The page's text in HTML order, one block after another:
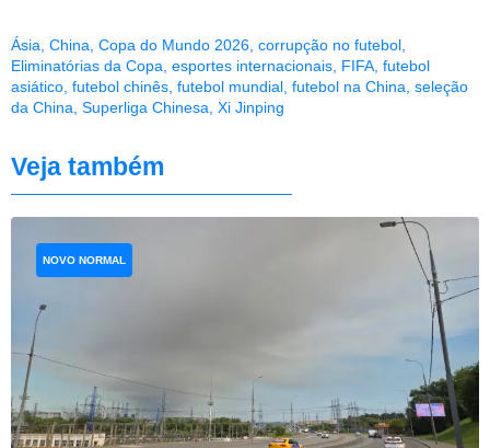
Ásia, China, Copa do Mundo 2026, corrupção no futebol,
Eliminatórias da Copa, esportes internacionais, FIFA, futebol
asiático, futebol chinês, futebol mundial, futebol na China, seleção
da China, Superliga Chinesa, Xi Jinping
Veja também
NOVO NORMAL